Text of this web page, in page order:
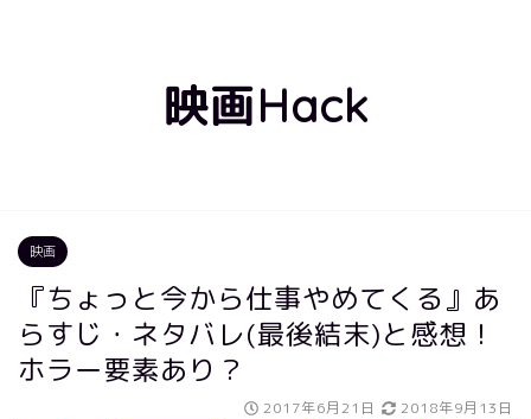
映画Hack
映画
『ちょっと今から仕事やめてくる』あ
らすじ・ネタバレ(最後結末)と感想！
ホラー要素あり？
2017年6月21日 2018年9月13日